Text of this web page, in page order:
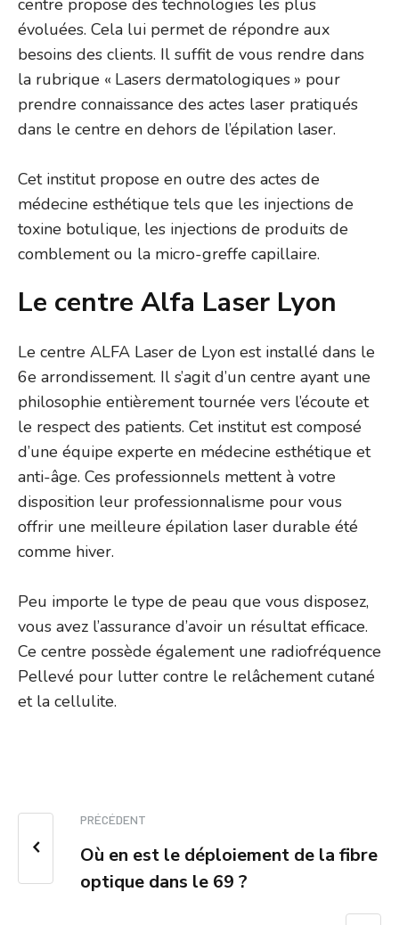
centre propose des technologies les plus
évoluées. Cela lui permet de répondre aux
besoins des clients. Il suffit de vous rendre dans
la rubrique « Lasers dermatologiques » pour
prendre connaissance des actes laser pratiqués
dans le centre en dehors de l’épilation laser.
Cet institut propose en outre des actes de
médecine esthétique tels que les injections de
toxine botulique, les injections de produits de
comblement ou la micro-greffe capillaire.
Le centre Alfa Laser Lyon
Le centre ALFA Laser de Lyon est installé dans le
6e arrondissement. Il s’agit d’un centre ayant une
philosophie entièrement tournée vers l’écoute et
le respect des patients. Cet institut est composé
d’une équipe experte en médecine esthétique et
anti-âge. Ces professionnels mettent à votre
disposition leur professionnalisme pour vous
offrir une meilleure épilation laser durable été
comme hiver.
Peu importe le type de peau que vous disposez,
vous avez l’assurance d’avoir un résultat efficace.
Ce centre possède également une radiofréquence
Pellevé pour lutter contre le relâchement cutané
et la cellulite.
PRÉCÉDENT
Où en est le déploiement de la fibre
optique dans le 69 ?